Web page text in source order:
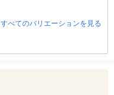
すべてのバリエーションを見る